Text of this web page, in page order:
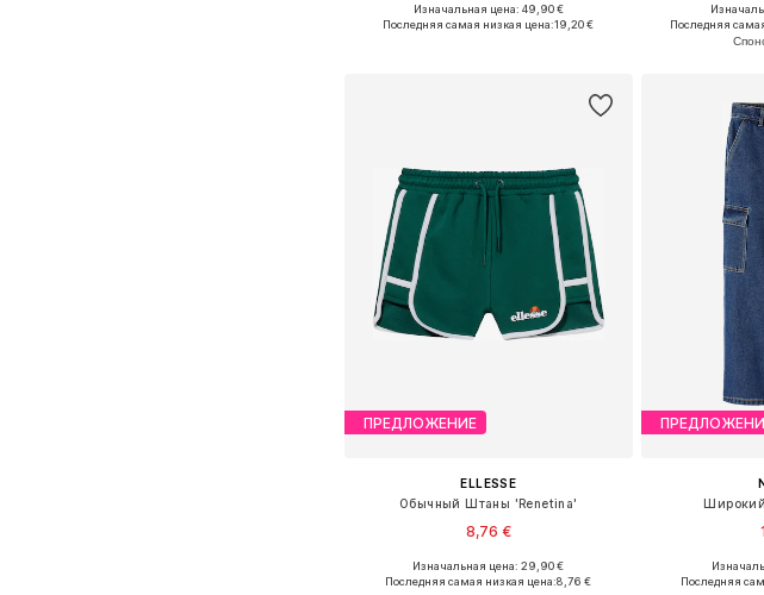
Доступно множество размеров
Изначальная цена: 49,90 €
Последняя самая низкая цена:19,20 €
Доступно
Последняя
ПРЕДЛОЖЕНИЕ
ELLESSE
Обычный Штаны 'Renetina'
8,76 €
Изначальная цена: 29,90 €
Последняя самая низкая цена:8,76 €
Доступно
Последняя